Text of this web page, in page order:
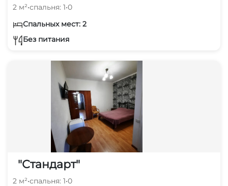
2 м²•спальня: 1•0
Спальных мест: 2
Без питания
"Стандарт"
2 м²•спальня: 1•0